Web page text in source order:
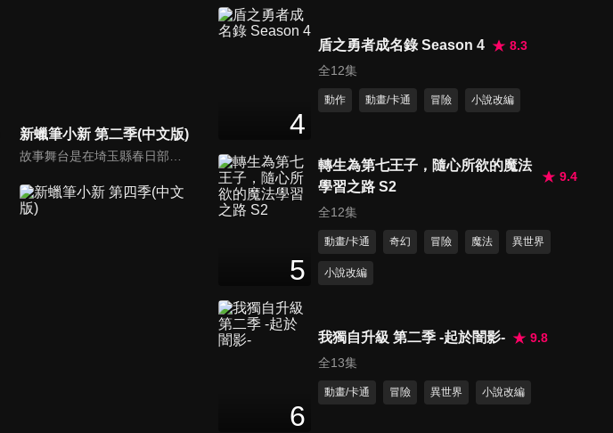
新蠟筆小新 第二季(中文版)
第658集 媽媽睡午覺是祕密哦/
哦
27分鐘
萬人迷,是神射手哦/跟爸爸通信
耳熊哦/選出防衛隊的隊長哦
第662集 做想做的夢哦/解不開
4
盾之勇者成名錄 Season 4
8.3
全12集
動作 動畫/卡通 冒險 小說改編
5
轉生為第七王子，隨心所欲的魔法
學習之路 S2
9.4
全12集
動畫/卡通 奇幻 冒險 魔法 異世界
小說改編
6
我獨自升級 第二季 -起於闇影-
9.8
全13集
動畫/卡通 冒險 異世界 小說改編